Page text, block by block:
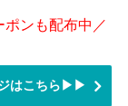
ンも配布中／
はこちら▶▶